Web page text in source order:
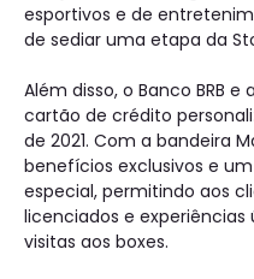
esportivos e de
de sediar uma etapa da
Além disso, o Banco BRB
cartão de crédito
de 2021. Com a bandeira
benefícios exclusivos e
especial, permitindo aos
licenciados e experiências
visitas aos boxes.